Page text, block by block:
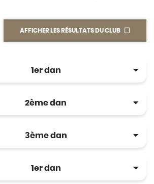
AFFICHER LES RÉSULTATS DU CLUB
1er dan
2ème dan
3ème dan
1er dan